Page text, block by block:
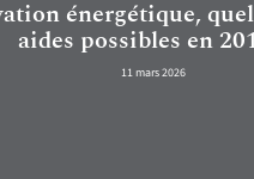
énergétique,
aides possibles en
11 mars 2026